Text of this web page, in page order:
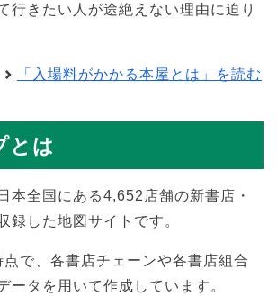
行きたい人が途絶えない理由に迫り
「入場料がかかる本屋とは」を読む
とは
本全国にある4,652店舗の新書店・
録した地図サイトです。
で、各書店チェーンや各書店組合
ータを用いて作成しています。